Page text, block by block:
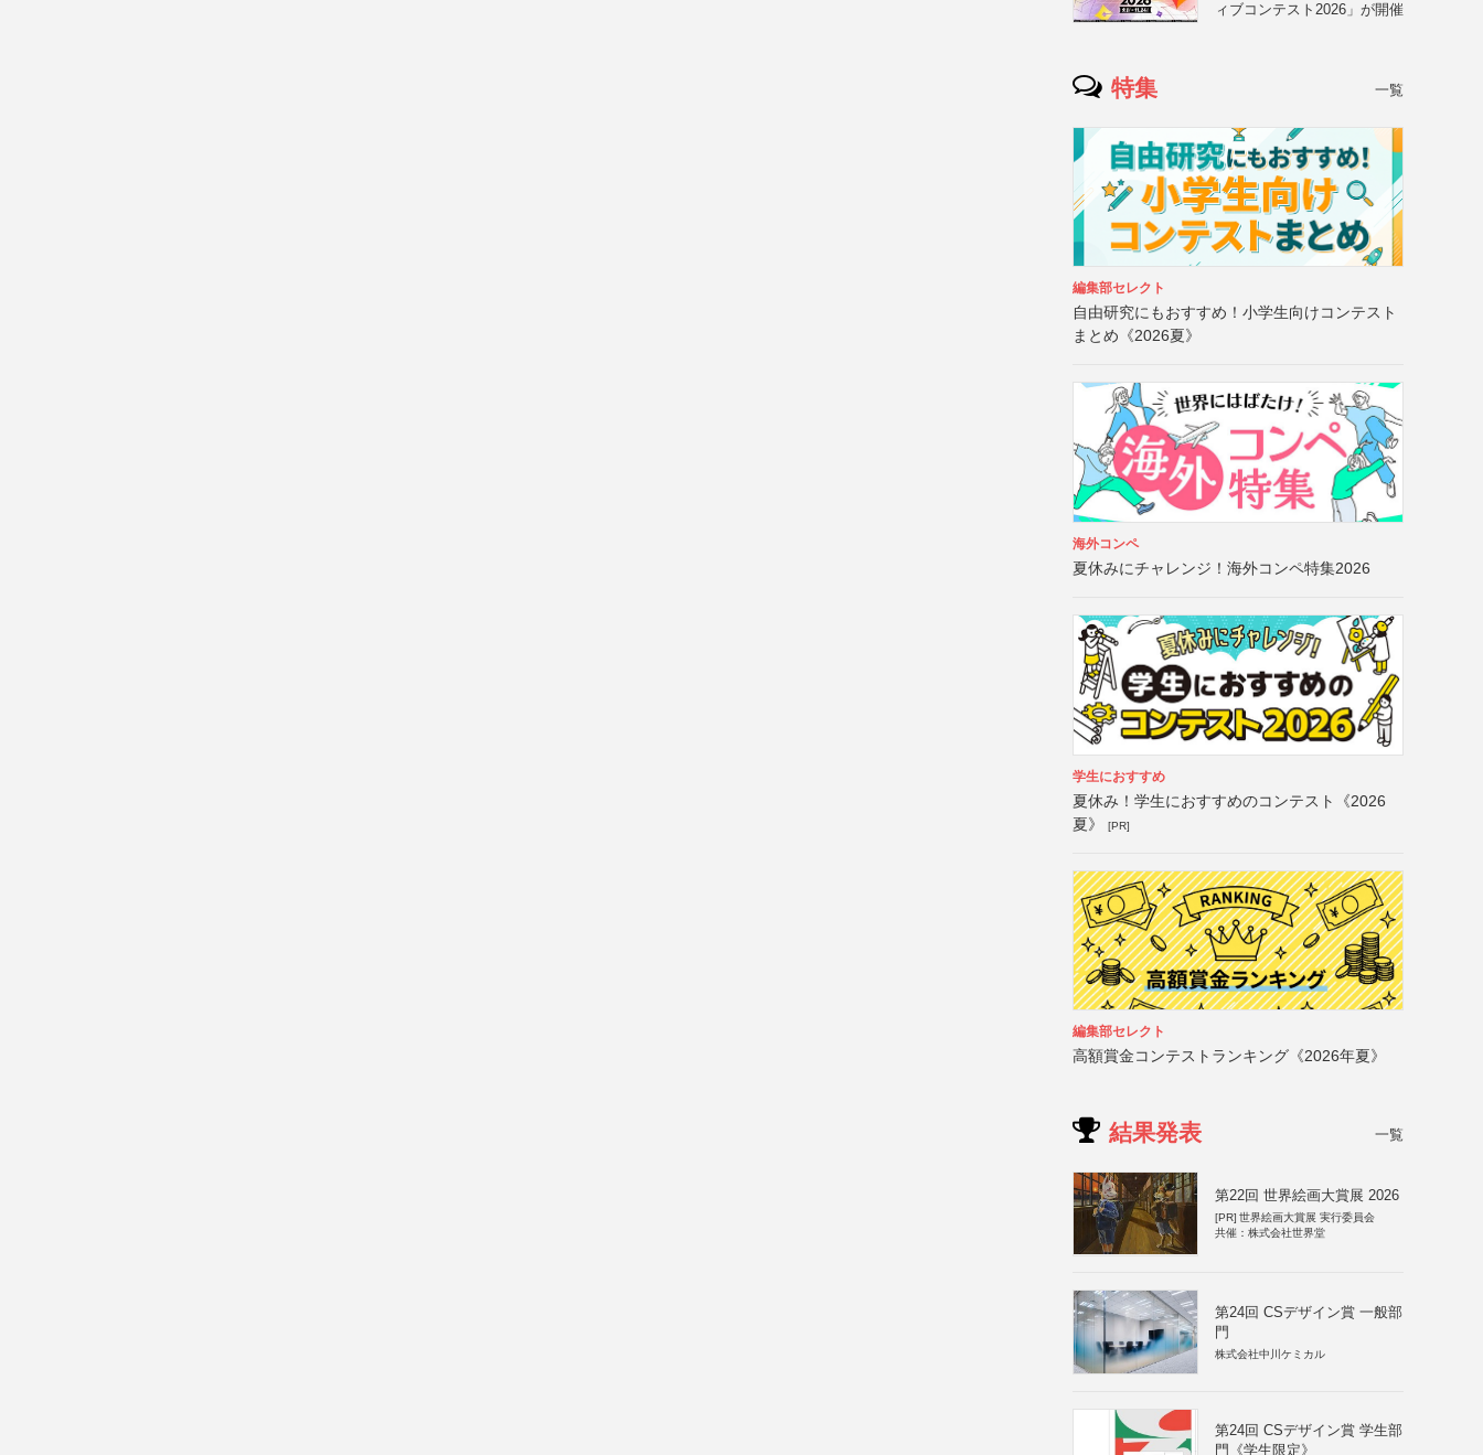
ィブコンテスト2026」が開催
特集 一覧
編集部セレクト
自由研究にもおすすめ！小学生向けコンテスト
まとめ《2026夏》
海外コンペ
夏休みにチャレンジ！海外コンペ特集2026
学生におすすめ
夏休み！学生におすすめのコンテスト《2026
夏》
[PR]
編集部セレクト
高額賞金コンテストランキング《2026年夏》
結果発表 一覧
第22回 世界絵画大賞展 2026
[PR] 世界絵画大賞展 実行委員会
共催：株式会社世界堂
第24回 CSデザイン賞 一般部
門
株式会社中川ケミカル
第24回 CSデザイン賞 学生部
門《学生限定》